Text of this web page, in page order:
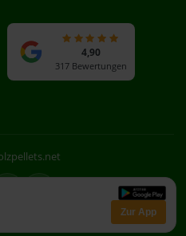
Zur App
4,90
317 Bewertungen